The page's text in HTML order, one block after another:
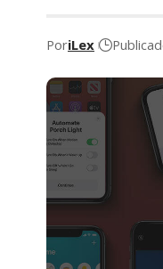
PoriLex